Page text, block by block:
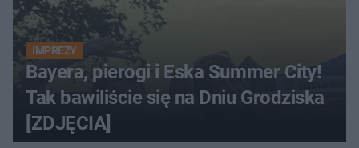
IMPREZY
Bayera, pierogi i Eska Summer City!
Tak bawiliście się na Dniu Grodziska
[ZDJĘCIA]